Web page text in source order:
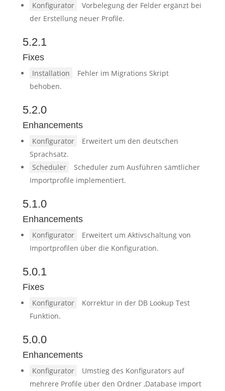
Konfigurator
Vorbelegung der Felder ergänzt bei
der Erstellung neuer Profile.
5.2.1
Fixes
Installation
Fehler im Migrations Skript
behoben.
5.2.0
Enhancements
Konfigurator
Erweitert um den deutschen
Sprachsatz.
Scheduler
Scheduler zum Ausführen sämtlicher
Importprofile implementiert.
5.1.0
Enhancements
Konfigurator
Erweitert um Aktivschaltung von
Importprofilen über die Konfiguration.
5.0.1
Fixes
Konfigurator
Korrektur in der DB Lookup Test
Funktion.
5.0.0
Enhancements
Konfigurator
Umstieg des Konfigurators auf
mehrere Profile über den Ordner ‚Database import